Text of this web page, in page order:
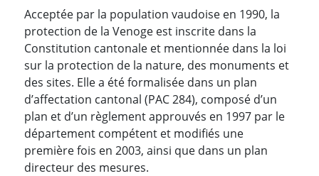
Acceptée par la population vaudoise en 1990, la
protection de la Venoge est inscrite dans la
Constitution cantonale et mentionnée dans la loi
sur la protection de la nature, des monuments et
des sites. Elle a été formalisée dans un plan
d’affectation cantonal (PAC 284), composé d’un
plan et d’un règlement approuvés en 1997 par le
département compétent et modifiés une
première fois en 2003, ainsi que dans un plan
directeur des mesures.